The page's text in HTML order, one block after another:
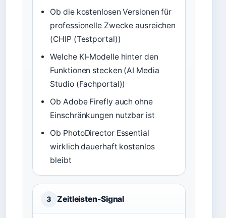
Ob die kostenlosen Versionen für
professionelle Zwecke ausreichen
(CHIP (Testportal))
Welche KI-Modelle hinter den
Funktionen stecken (AI Media
Studio (Fachportal))
Ob Adobe Firefly auch ohne
Einschränkungen nutzbar ist
Ob PhotoDirector Essential
wirklich dauerhaft kostenlos
bleibt
3 Zeitleisten-Signal